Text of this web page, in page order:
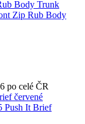
Zip Rub Body
po celé ČR
Push It Brief